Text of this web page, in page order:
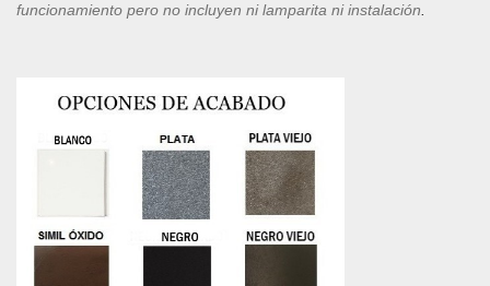
funcionamiento pero no incluyen ni lamparita ni instalación.